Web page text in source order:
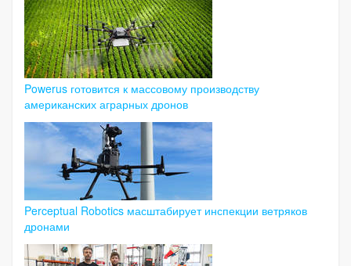
Powerus готовится к массовому производству
американских аграрных дронов
Perceptual Robotics масштабирует инспекции ветряков
дронами